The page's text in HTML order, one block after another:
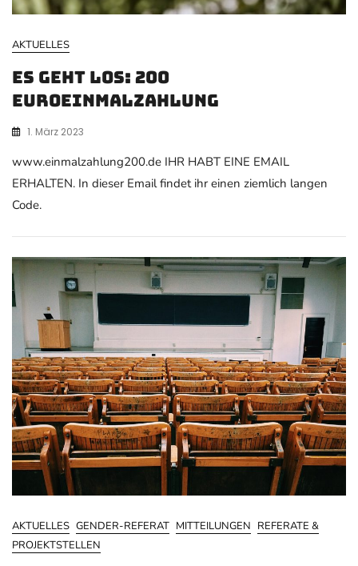
AKTUELLES
ES GEHT LOS: 200
Euroeinmalzahlung
1. März 2023
www.einmalzahlung200.de IHR HABT EINE EMAIL
ERHALTEN. In dieser Email findet ihr einen ziemlich langen
Code.
AKTUELLES GENDER-REFERAT MITTEILUNGEN REFERATE &
PROJEKTSTELLEN